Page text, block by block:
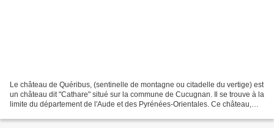
Le château de Quéribus, (sentinelle de montagne ou citadelle du vertige) est
un château dit "Cathare" situé sur la commune de Cucugnan. Il se trouve à la
limite du département de l'Aude et des Pyrénées-Orientales. Ce château,